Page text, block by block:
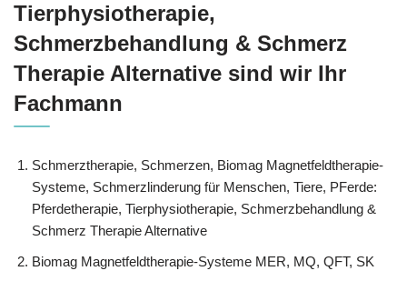
Tierphysiotherapie,
Schmerzbehandlung & Schmerz
Therapie Alternative sind wir Ihr
Fachmann
Schmerztherapie, Schmerzen, Biomag Magnetfeldtherapie-
Systeme, Schmerzlinderung für Menschen, Tiere, PFerde:
Pferdetherapie, Tierphysiotherapie, Schmerzbehandlung &
Schmerz Therapie Alternative
Biomag Magnetfeldtherapie-Systeme MER, MQ, QFT, SK